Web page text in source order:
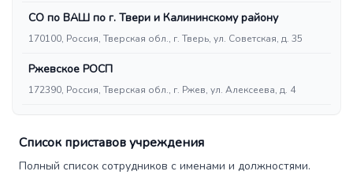
СО по ВАШ по г. Твери и Калининскому району
170100, Россия, Тверская обл., г. Тверь, ул. Советская, д. 35
Ржевское РОСП
172390, Россия, Тверская обл., г. Ржев, ул. Алексеева, д. 4
Список приставов учреждения
Полный список сотрудников с именами и должностями.